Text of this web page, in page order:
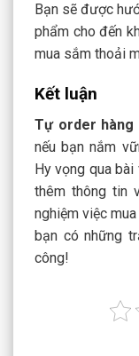
Bạn sẽ được
phẩm cho đến
mua sắm thoải
Kết luận
Tự order hàng
nếu bạn nắm
Hy vọng qua bài
thêm thông tin
nghiệm việc
bạn có những
công!